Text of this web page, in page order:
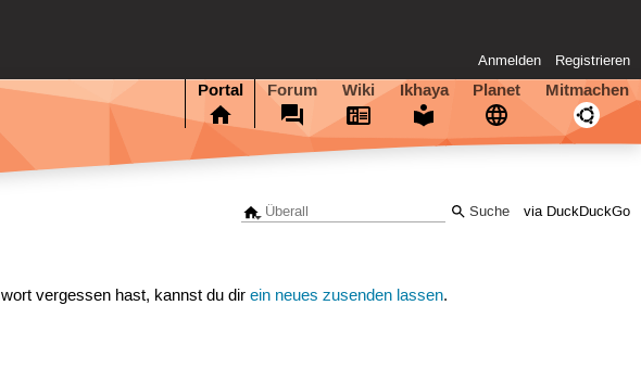
Anmelden Registrieren
Portal Forum Wiki Ikhaya Planet Mitmachen
via DuckDuckGo
vergessen hast, kannst du direin neues zusenden lassen.